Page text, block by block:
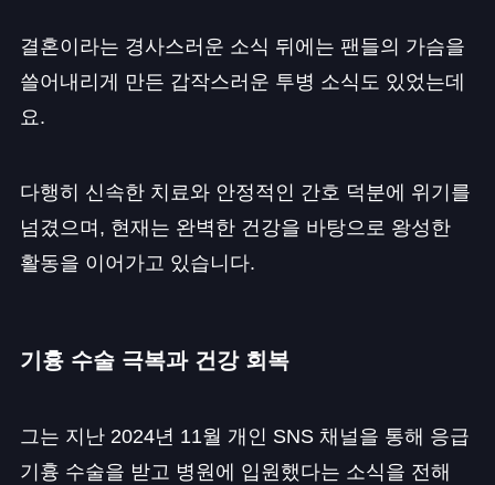
결혼이라는 경사스러운 소식 뒤에는 팬들의 가슴을
쓸어내리게 만든 갑작스러운 투병 소식도 있었는데
요.
다행히 신속한 치료와 안정적인 간호 덕분에 위기를
넘겼으며, 현재는 완벽한 건강을 바탕으로 왕성한
활동을 이어가고 있습니다.
기흉 수술 극복과 건강 회복
그는 지난 2024년 11월 개인 SNS 채널을 통해 응급
기흉 수술을 받고 병원에 입원했다는 소식을 전해